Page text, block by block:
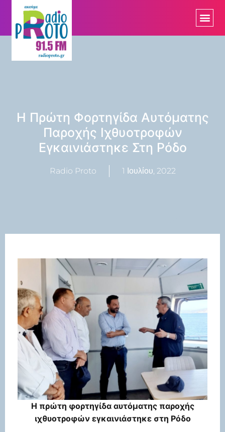
Η Πρώτη Φορτηγίδα Αυτόματης
Παροχής Ιχθυοτροφών
Εγκαινιάστηκε Στη Ρόδο
Radio Proto 1 Ιουλίου, 2022
Η πρώτη φορτηγίδα αυτόματης παροχής
ιχθυοτροφών εγκαινιάστηκε στη Ρόδο